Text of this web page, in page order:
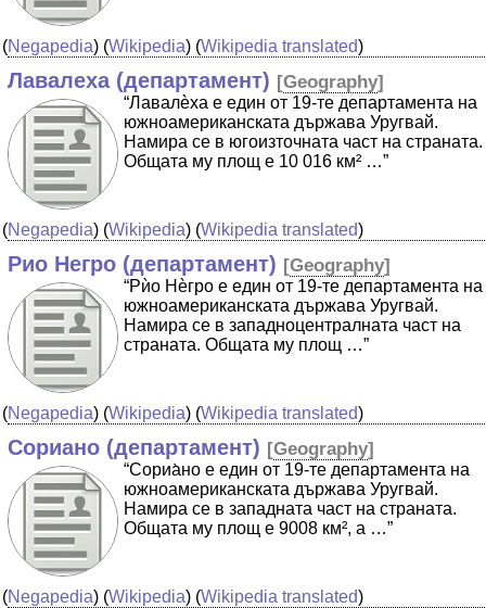
(Negapedia) (Wikipedia) (Wikipedia translated)
Лавалеха (департамент) [Geography]
“Лавалѐха е един от 19-те департамента на
южноамериканската държава Уругвай.
Намира се в югоизточната част на страната.
Общата му площ е 10 016 км² …”
(Negapedia) (Wikipedia) (Wikipedia translated)
Рио Негро (департамент) [Geography]
“Рѝо Нѐгро е един от 19-те департамента на
южноамериканската държава Уругвай.
Намира се в западноцентралната част на
страната. Общата му площ …”
(Negapedia) (Wikipedia) (Wikipedia translated)
Сориано (департамент) [Geography]
“Сориа̀но е един от 19-те департамента на
южноамериканската държава Уругвай.
Намира се в западната част на страната.
Общата му площ е 9008 км², а …”
(Negapedia) (Wikipedia) (Wikipedia translated)